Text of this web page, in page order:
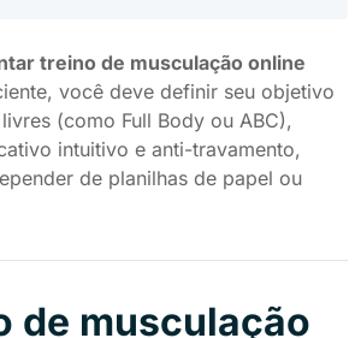
treino de musculação online
você deve definir seu objetivo
(como Full Body ou ABC),
intuitivo e anti-travamento,
de planilhas de papel ou
de musculação